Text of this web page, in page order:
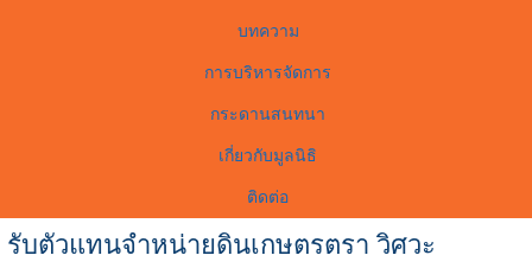
บทความ
การบริหารจัดการ
กระดานสนทนา
เกี่ยวกับมูลนิธิ
ติดต่อ
รับตัวแทนจำหน่ายดินเกษตรตรา วิศวะ